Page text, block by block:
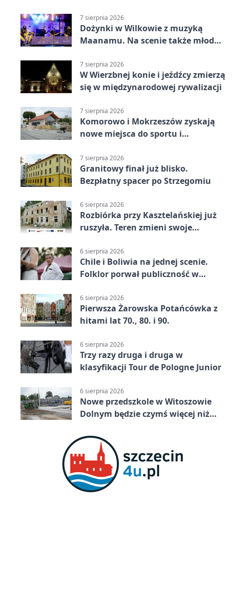
7 sierpnia 2026
Dożynki w Wilkowie z muzyką
Maanamu. Na scenie także młode
7 sierpnia 2026
W Wierzbnej konie i jeźdźcy zmierzą
się w międzynarodowej rywalizacji
7 sierpnia 2026
Komorowo i Mokrzeszów zyskają
nowe miejsca do sportu i
7 sierpnia 2026
Granitowy finał już blisko.
Bezpłatny spacer po Strzegomiu
6 sierpnia 2026
Rozbiórka przy Kasztelańskiej już
ruszyła. Teren zmieni swoje
6 sierpnia 2026
Chile i Boliwia na jednej scenie.
Folklor porwał publiczność w
6 sierpnia 2026
Pierwsza Żarowska Potańcówka z
hitami lat 70., 80. i 90.
6 sierpnia 2026
Trzy razy druga i druga w
klasyfikacji Tour de Pologne Junior
6 sierpnia 2026
Nowe przedszkole w Witoszowie
Dolnym będzie czymś więcej niż